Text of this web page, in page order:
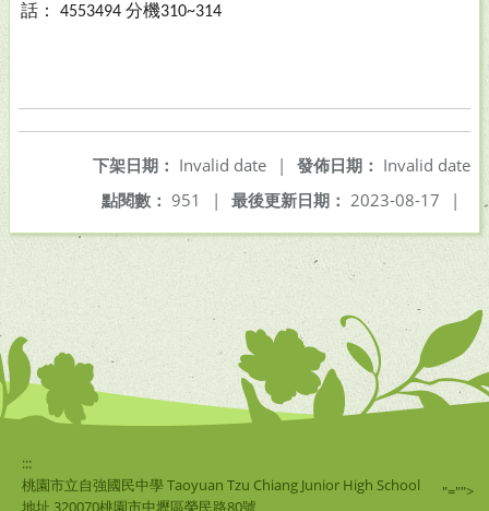
話：
4553494 分機310~314
發佈日期： Invalid date
下架日期： Invalid date
|
最後更新日期： 2023-08-17 |
點閱數： 951 |
:::
桃園市立自強國民中學 Taoyuan Tzu Chiang Junior High School
地址 320070桃園市中壢區榮民路80號
"="">